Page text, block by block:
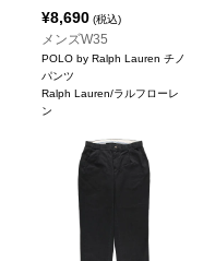
¥8,690 (税込)
メンズW35
POLO by Ralph Lauren チノ
パンツ
Ralph Lauren/ラルフローレ
ン